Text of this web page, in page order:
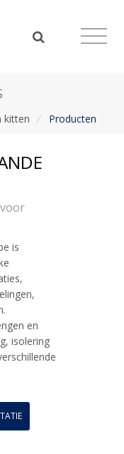
kitten / Producten
is
en
isolering